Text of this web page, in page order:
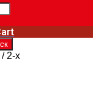
/ 2-x